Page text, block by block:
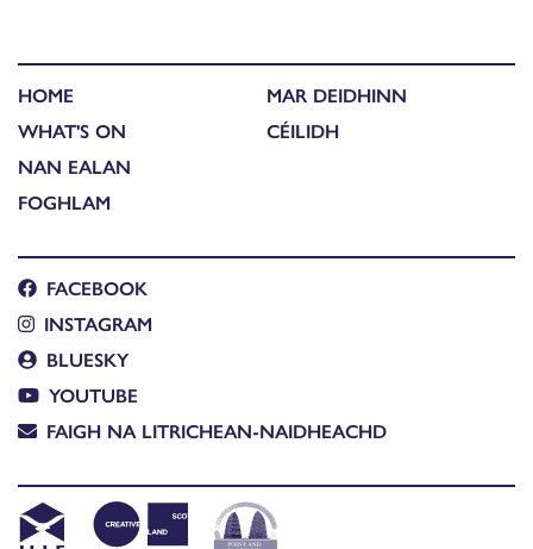
HOME
WHAT'S ON
NAN EALAN
FOGHLAM
MAR DEIDHINN
CÉILIDH
FACEBOOK
INSTAGRAM
BLUESKY
YOUTUBE
FAIGH NA LITRICHEAN-NAIDHEACHD